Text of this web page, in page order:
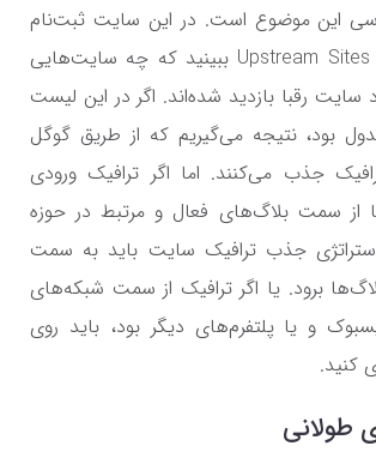
این موضوع است. در این سایت ثبت‌نام
کرده و در بخش Upstream Sites ببینید که چه سایت‌هایی
سایت رقبا بازدید شده‌اند. اگر در این لیست
بود، نتیجه می‌گیریم که از طریق گوگل
جذب می‌کنند. اما اگر ترافیک ورودی
سمت بلاگ‌های فعال و مرتبط در حوزه
جذب ترافیک سایت باید به سمت
برود. یا اگر ترافیک از سمت شبکه‌های
و یا پلتفرم‌های دیگر بود، باید روی
کنید.
طولانی